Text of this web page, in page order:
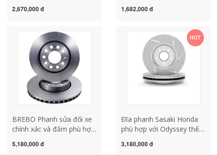
Speed ​​​​Wing Đĩa phanh
2,670,000 đ
sáu ngựa, 6 ngựa, 3 ba
phanh phía sau và phía
1,682,000 đ
BREBO Phanh sửa đổi xe
chính xác và đấm phù hợp
Mercedes -Benz C -Class
5,180,000 đ
HOT
Đĩa phanh Sasaki Honda
phù hợp với Odyssey thế
chín mươi Accord Civic CR-
3,180,000 đ